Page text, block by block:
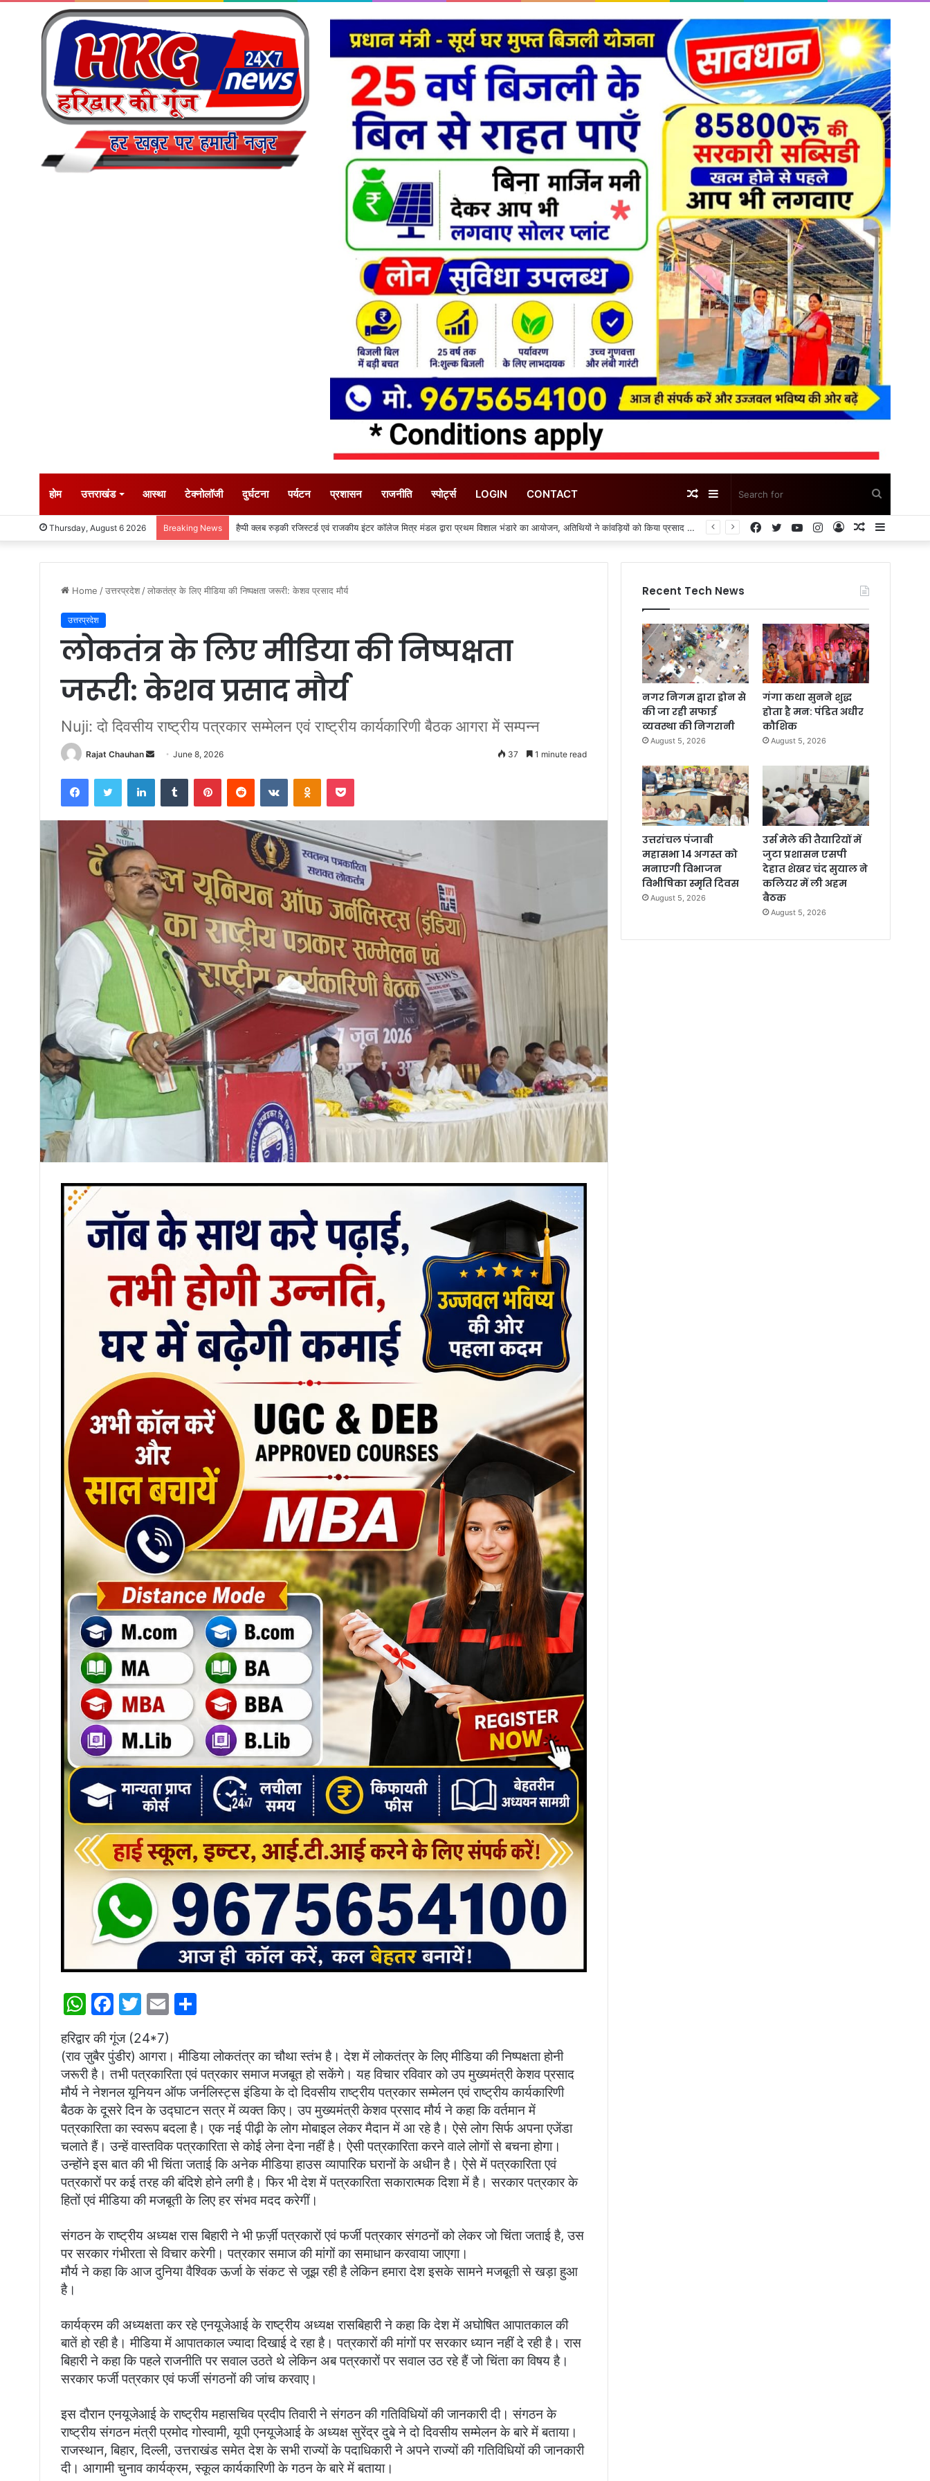
होम उत्तराखंड आस्था टेक्नोलॉजी दुर्घटना पर्यटन प्रशासन राजनीति स्पोर्ट्स LOGIN CONTACT
for
Sidebar
Random
Article
Thursday, August 6 2026 Breaking News मोबाइल टेस्टिंग वैन से की जा रही खाद्य पदार्थों की जांच Sidebar
Random
Log
Instagram
YouTube
Twitter
Facebook
Home /उत्तरप्रदेश /लोकतंत्र के लिए मीडिया की निष्पक्षता जरूरी: केशव प्रसाद मौर्य
उत्तरप्रदेश
लोकतंत्र के लिए मीडिया की निष्पक्षता
जरूरी: केशव प्रसाद मौर्य
Nuji: दो दिवसीय राष्ट्रीय पत्रकार सम्मेलन एवं राष्ट्रीय कार्यकारिणी बैठक आगरा में सम्पन्न
Rajat Chauhan
Send
email
June 8, 2026 37 1 minute read
FacebookTwitter LinkedInTumblr PinterestReddit VKontakteOdnoklassniki
Pocket
W
at
s
A
p
p
F
a
c
e
b
o
o
k
T
w
itt
er
E
ai
l
ar
e
हरिद्वार की गूंज (24*7)
(राव ज़ुबैर पुंडीर) आगरा। मीडिया लोकतंत्र का चौथा स्तंभ है। देश में लोकतंत्र के लिए मीडिया की निष्पक्षता होनी
जरूरी है। तभी पत्रकारिता एवं पत्रकार समाज मजबूत हो सकेंगे। यह विचार रविवार को उप मुख्यमंत्री केशव प्रसाद
मौर्य ने नेशनल यूनियन ऑफ जर्नलिस्ट्स इंडिया के दो दिवसीय राष्ट्रीय पत्रकार सम्मेलन एवं राष्ट्रीय कार्यकारिणी
बैठक के दूसरे दिन के उद्घाटन सत्र में व्यक्त किए। उप मुख्यमंत्री केशव प्रसाद मौर्य ने कहा कि वर्तमान में
पत्रकारिता का स्वरूप बदला है। एक नई पीढ़ी के लोग मोबाइल लेकर मैदान में आ रहे है। ऐसे लोग सिर्फ अपना एजेंडा
चलाते हैं। उन्हें वास्तविक पत्रकारिता से कोई लेना देना नहीं है। ऐसी पत्रकारिता करने वाले लोगों से बचना होगा।
उन्होंने इस बात की भी चिंता जताई कि अनेक मीडिया हाउस व्यापारिक घरानों के अधीन है। ऐसे में पत्रकारिता एवं
पत्रकारों पर कई तरह की बंदिशे होने लगी है। फिर भी देश में पत्रकारिता सकारात्मक दिशा में है। सरकार पत्रकार के
हितों एवं मीडिया की मजबूती के लिए हर संभव मदद करेगीं।
संगठन के राष्ट्रीय अध्यक्ष रास बिहारी ने भी फ़र्ज़ी पत्रकारों एवं फर्जी पत्रकार संगठनों को लेकर जो चिंता जताई है, उस
पर सरकार गंभीरता से विचार करेगी। पत्रकार समाज की मांगों का समाधान करवाया जाएगा।
मौर्य ने कहा कि आज दुनिया वैश्विक ऊर्जा के संकट से जूझ रही है लेकिन हमारा देश इसके सामने मजबूती से खड़ा हुआ
है।
कार्यक्रम की अध्यक्षता कर रहे एनयूजेआई के राष्ट्रीय अध्यक्ष रासबिहारी ने कहा कि देश में अघोषित आपातकाल की
बातें हो रही है। मीडिया में आपातकाल ज्यादा दिखाई दे रहा है। पत्रकारों की मांगों पर सरकार ध्यान नहीं दे रही है। रास
बिहारी ने कहा कि पहले राजनीति पर सवाल उठते थे लेकिन अब पत्रकारों पर सवाल उठ रहे हैं जो चिंता का विषय है।
सरकार फर्जी पत्रकार एवं फर्जी संगठनों की जांच करवाए।
इस दौरान एनयूजेआई के राष्ट्रीय महासचिव प्रदीप तिवारी ने संगठन की गतिविधियों की जानकारी दी। संगठन के
राष्ट्रीय संगठन मंत्री प्रमोद गोस्वामी, यूपी एनयूजेआई के अध्यक्ष सुरेंद्र दुबे ने दो दिवसीय सम्मेलन के बारे में बताया।
राजस्थान, बिहार, दिल्ली, उत्तराखंड समेत देश के सभी राज्यों के पदाधिकारी ने अपने राज्यों की गतिविधियों की जानकारी
दी। आगामी चुनाव कार्यक्रम, स्कूल कार्यकारिणी के गठन के बारे में बताया।
Recent Tech News
नगर निगम द्वारा ड्रोन से
की जा रही सफाई
व्यवस्था की निगरानी
August 5, 2026
गंगा कथा सुनने शुद्ध
होता है मन: पंडित अधीर
कौशिक
August 5, 2026
उत्तरांचल पंजाबी
महासभा 14 अगस्त को
मनाएगी विभाजन
विभीषिका स्मृति दिवस
August 5, 2026
उर्स मेले की तैयारियों में
जुटा प्रशासन एसपी
देहात शेखर चंद सुयाल ने
कलियर में ली अहम
बैठक
August 5, 2026